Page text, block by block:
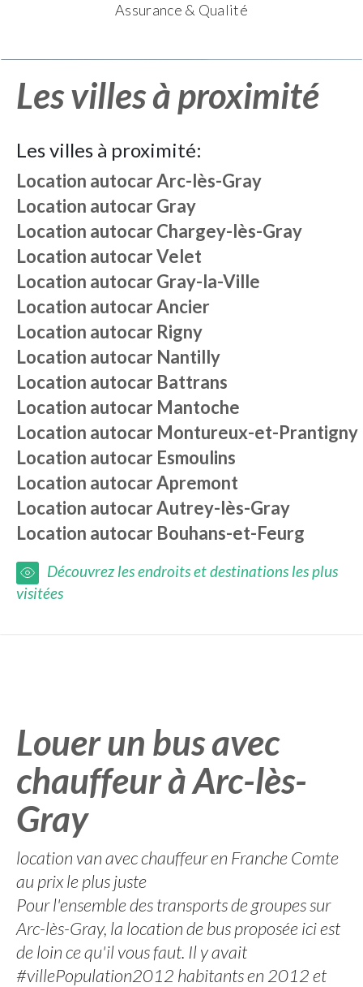
Assurance & Qualité
Les villes à proximité
Les villes à proximité:
Location autocarArc-lès-Gray
Location autocarGray
Location autocarChargey-lès-Gray
Location autocarVelet
Location autocarGray-la-Ville
Location autocarAncier
Location autocar Rigny
Location autocar Nantilly
Location autocar Battrans
Location autocar Mantoche
Location autocar Montureux-et-Prantigny
Location autocar Esmoulins
Location autocarApremont
Location autocarAutrey-lès-Gray
Location autocar Bouhans-et-Feurg
Découvrez les endroits et destinations les plus
visitées
Louer un bus avec
chauffeur à Arc-lès-
Gray
location van avec chauffeur en Franche Comte
au prix le plus juste
Pour l'ensemble des transports de groupes sur
Arc-lès-Gray, la location de bus proposée ici est
de loin ce qu'il vous faut. Il y avait
#villePopulation2012 habitants en 2012 et